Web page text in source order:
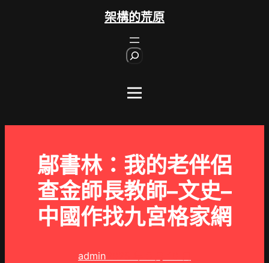
架構的荒原
鄔書林：我的老伴侶
查金師長教師–文史–
中國作找九宮格家網
admin